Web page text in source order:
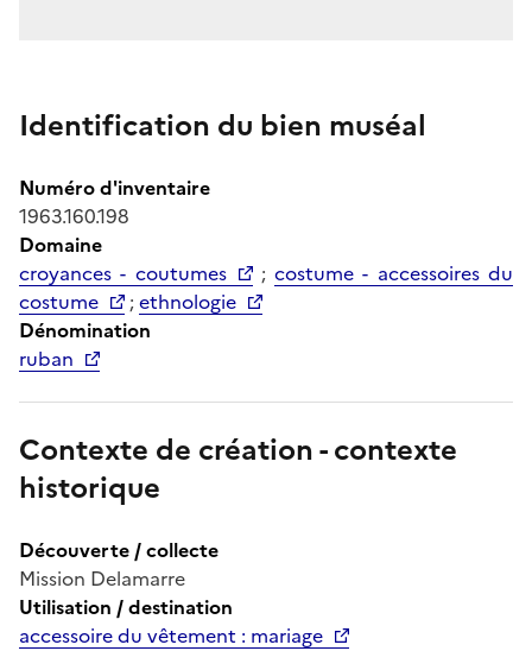
Identification du bien muséal
Numéro d'inventaire
1963.160.198
Domaine
croyances - coutumes
;costume - accessoires du
costume
;ethnologie
Dénomination
ruban
Contexte de création - contexte
historique
Découverte / collecte
Mission Delamarre
Utilisation / destination
accessoire du vêtement : mariage